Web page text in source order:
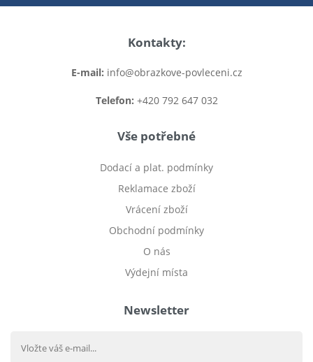
Kontakty:
E-mail: info@obrazkove-povleceni.cz
Telefon: +420 792 647 032
Vše potřebné
Dodací a plat. podmínky
Reklamace zboží
Vrácení zboží
Obchodní podmínky
O nás
Výdejní místa
Newsletter